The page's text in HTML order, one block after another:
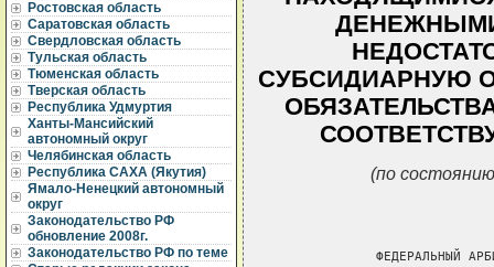
Ростовская область
Саратовская область
Свердловская область
Тульская область
Тюменская область
Тверская область
Республика Удмуртия
Ханты-Мансийский
автономный округ
Челябинская область
Республика САХА (Якутия)
Ямало-Ненецкий автономный
округ
Законодательство РФ
обновление 2008г.
Законодательство РФ по теме
СУБСИДИАРНУЮ
(по
ФЕДЕРАЛЬНЫЙ